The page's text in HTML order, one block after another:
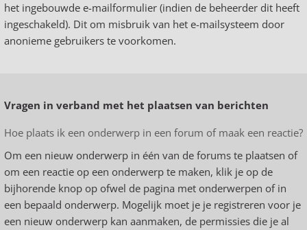
het ingebouwde e-mailformulier (indien de beheerder dit heeft
ingeschakeld). Dit om misbruik van het e-mailsysteem door
anonieme gebruikers te voorkomen.
Vragen in verband met het plaatsen van berichten
Hoe plaats ik een onderwerp in een forum of maak een reactie?
Om een nieuw onderwerp in één van de forums te plaatsen of
om een reactie op een onderwerp te maken, klik je op de
bijhorende knop op ofwel de pagina met onderwerpen of in
een bepaald onderwerp. Mogelijk moet je je registreren voor je
een nieuw onderwerp kan aanmaken, de permissies die je al